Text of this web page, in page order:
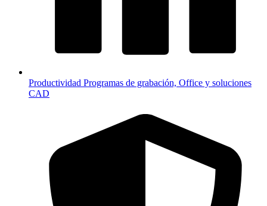
Productividad Programas de grabación, Office y soluciones
CAD